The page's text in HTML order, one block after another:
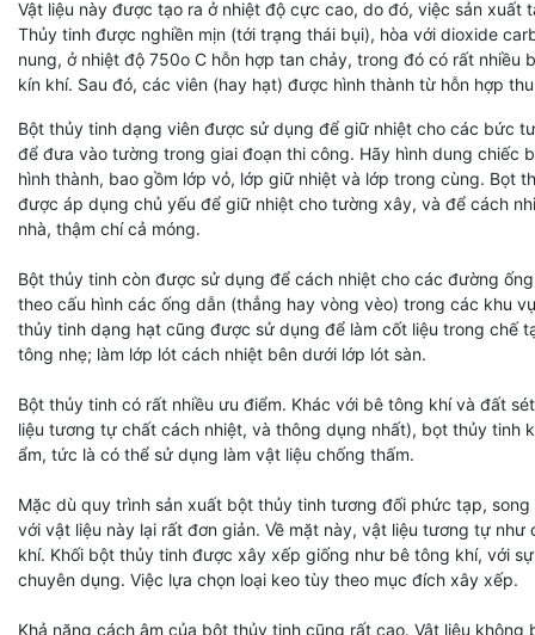
Vật liệu này được tạo ra ở nhiệt độ cực cao, do đó, việc sản xuất
Thủy tinh được nghiền mịn (tới trạng thái bụi), hòa với dioxide
nung, ở nhiệt độ 750o C hỗn hợp tan chảy, trong đó có rất nhiều
kín khí. Sau đó, các viên (hay hạt) được hình thành từ hỗn hợp
Bột thủy tinh dạng viên được sử dụng để giữ nhiệt cho các bức
để đưa vào tường trong giai đoạn thi công. Hãy hình dung chiếc
hình thành, bao gồm lớp vỏ, lớp giữ nhiệt và lớp trong cùng. Bọt
được áp dụng chủ yếu để giữ nhiệt cho tường xây, và để cách
nhà, thậm chí cả móng.
Bột thủy tinh còn được sử dụng để cách nhiệt cho các đường
theo cấu hình các ống dẫn (thẳng hay vòng vèo) trong các khu
thủy tinh dạng hạt cũng được sử dụng để làm cốt liệu trong chế
tông nhẹ; làm lớp lót cách nhiệt bên dưới lớp lót sàn.
Bột thủy tinh có rất nhiều ưu điểm. Khác với bê tông khí và đất
liệu tương tự chất cách nhiệt, và thông dụng nhất), bọt thủy tinh
ẩm, tức là có thể sử dụng làm vật liệu chống thấm.
Mặc dù quy trình sản xuất bột thủy tinh tương đối phức tạp,
với vật liệu này lại rất đơn giản. Về mặt này, vật liệu tương tự như
khí. Khối bột thủy tinh được xây xếp giống như bê tông khí, với
chuyên dụng. Việc lựa chọn loại keo tùy theo mục đích xây xếp.
Khả năng cách âm của bột thủy tinh cũng rất cao. Vật liệu không